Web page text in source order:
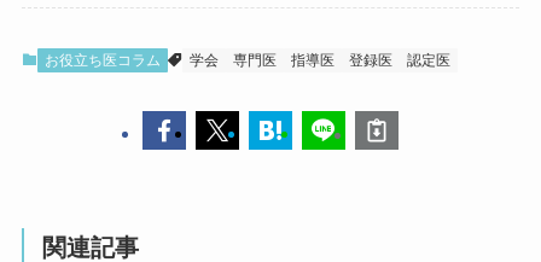
お役立ち医コラム 学会 専門医 指導医 登録医 認定医
関連記事